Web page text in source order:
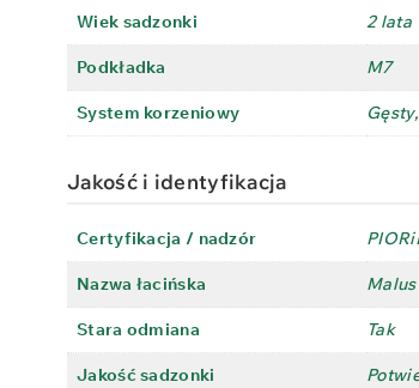
Wiek sadzonki 2 lata
Podkładka M7
System korzeniowy
Jakość i identyfikacja
Certyfikacja / nadzór
Nazwa łacińska
Stara odmiana Tak
Jakość sadzonki